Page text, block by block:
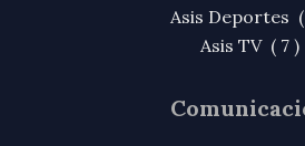
Asis Deportes
Asis TV ( 7 )